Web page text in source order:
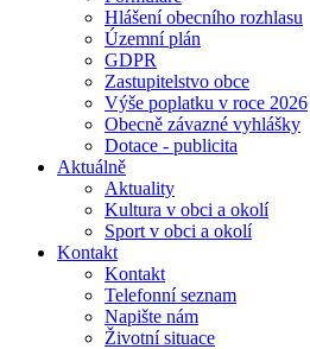
Hlášení obecního rozhlasu
Územní plán
GDPR
Zastupitelstvo obce
Výše poplatku v roce 2026
Obecně závazné vyhlášky
Dotace - publicita
Aktuálně
Aktuality
Kultura v obci a okolí
Sport v obci a okolí
Kontakt
Kontakt
Telefonní seznam
Napište nám
Životní situace